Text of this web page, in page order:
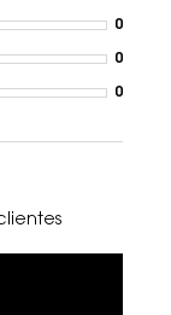
0
0
0